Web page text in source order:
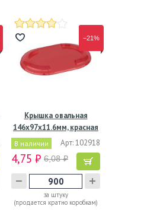
−21%
Крышка овальная
146х97х11.6мм, красная
ПЭТ
В наличии Арт: 102918
4,75 ₽ 6,08 ₽
за штуку
(продается кратно коробкам)